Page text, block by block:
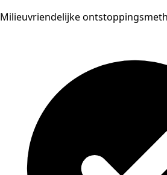
Milieuvriendelijke